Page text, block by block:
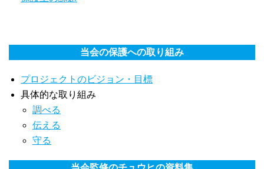
当会の保護への取り組み
プロジェクトのビジョン・目標
具体的な取り組み
調べる
伝える
守る